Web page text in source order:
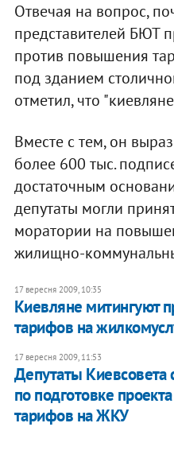
Отвечая на вопрос,
представителей БЮТ
против повышения
под зданием
отметил, что
Вместе с тем, он
более 600 тыс.
достаточным
депутаты могли
моратории на
жилищно-
17 вересня 2009, 10:35
Киевляне митингуют
тарифов на
17 вересня 2009, 11:53
Депутаты Киевсовета
по подготовке
тарифов на ЖКУ